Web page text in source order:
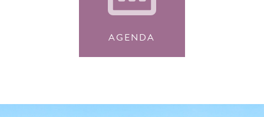
AGENDA